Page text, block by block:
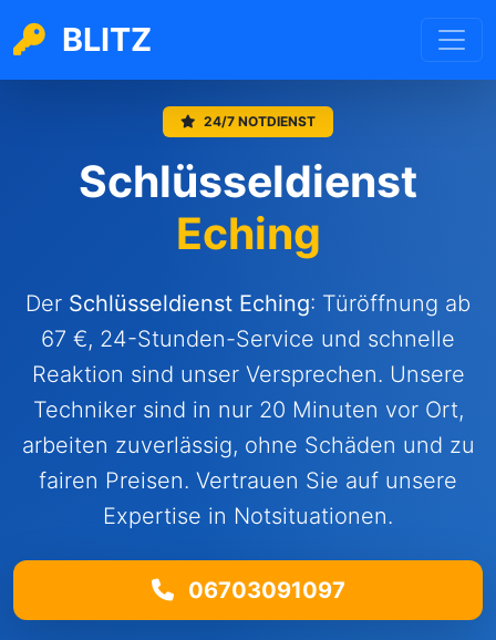
BLITZ
24/7 NOTDIENST
Schlüsseldienst
Eching
Der Schlüsseldienst Eching: Türöffnung ab
67 €, 24-Stunden-Service und schnelle
Reaktion sind unser Versprechen. Unsere
Techniker sind in nur 20 Minuten vor Ort,
arbeiten zuverlässig, ohne Schäden und zu
fairen Preisen. Vertrauen Sie auf unsere
Expertise in Notsituationen.
06703091097